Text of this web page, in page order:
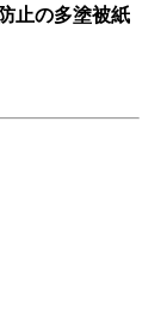
止の多塗被紙